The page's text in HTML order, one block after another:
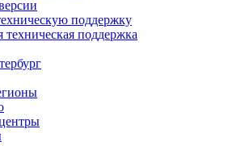
поддержку
техническая поддержка